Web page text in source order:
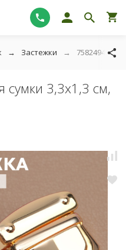
Застежки 7582494
сумки 3,3х1,3 см,